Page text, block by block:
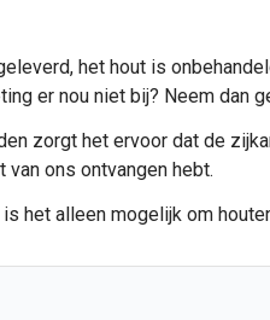
het hout is
er nou niet bij? Neem dan
zorgt het ervoor dat de
ons ontvangen hebt.
het alleen mogelijk om